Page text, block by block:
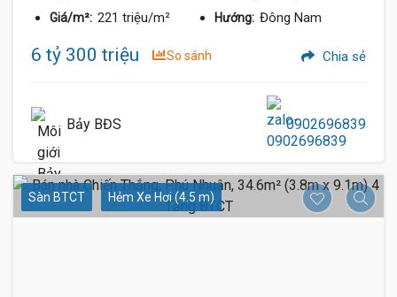
Giá/m²: 221 triệu/m² Hướng: Đông Nam
6 tỷ 300 triệu So sánh Chia sẻ
Bảy BĐS 0902696839
Sàn BTCT Hẻm Xe Hơi (4.5 m)